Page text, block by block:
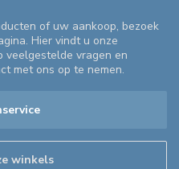
of uw aankoop, bezoek
Hier vindt u onze
veelgestelde vragen en
met ons op te nemen.
winkels